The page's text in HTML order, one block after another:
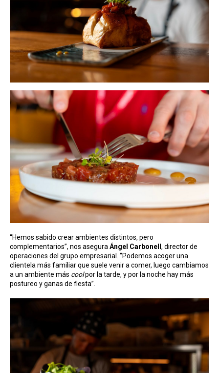
“Hemos sabido crear ambientes distintos, pero
complementarios”, nos asegura Ángel Carbonell , director de
operaciones del grupo empresarial. “Podemos acoger una
clientela más familiar que suele venir a comer, luego cambiamos
a un ambiente más coolpor la tarde, y por la noche hay más
postureo y ganas de fiesta”.